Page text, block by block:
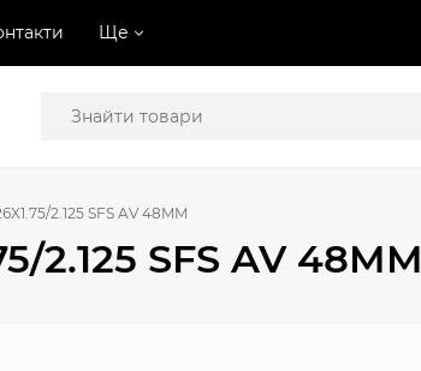
Ще
2.125 SFS AV 48MM
2.125 SFS AV 48MM